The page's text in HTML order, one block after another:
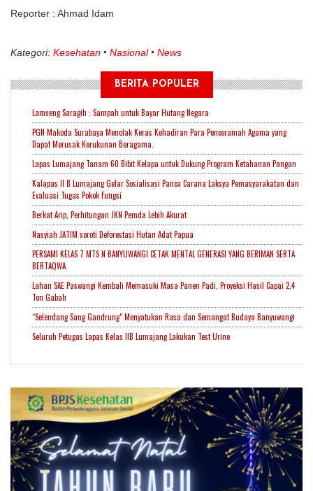
Reporter : Ahmad Idam
Kategori: Kesehatan Nasional News
BERITA POPULER
Lamseng Saragih : Sampah untuk Bayar Hutang Negara
PGN Makoda Surabaya Menolak Keras Kehadiran Para Penceramah Agama yang
Dapat Merusak Kerukunan Beragama.
Lapas Lumajang Tanam 60 Bibit Kelapa untuk Dukung Program Ketahanan Pangan
Kalapas II B Lumajang Gelar Sosialisasi Panca Carana Laksya Pemasyarakatan dan
Evaluasi Tugas Pokok Fungsi
Berkat Arip, Perhitungan JKN Pemda Lebih Akurat
Nasyiah JATIM soroti Deforestasi Hutan Adat Papua
PERSAMI KELAS 7 MTS N BANYUWANGI CETAK MENTAL GENERASI YANG BERIMAN SERTA
BERTAQWA
Lahan SAE Paswangi Kembali Memasuki Masa Panen Padi, Proyeksi Hasil Capai 2,4
Ton Gabah
“Selendang Sang Gandrung” Menyatukan Rasa dan Semangat Budaya Banyuwangi
Seluruh Petugas Lapas Kelas IIB Lumajang Lakukan Test Urine